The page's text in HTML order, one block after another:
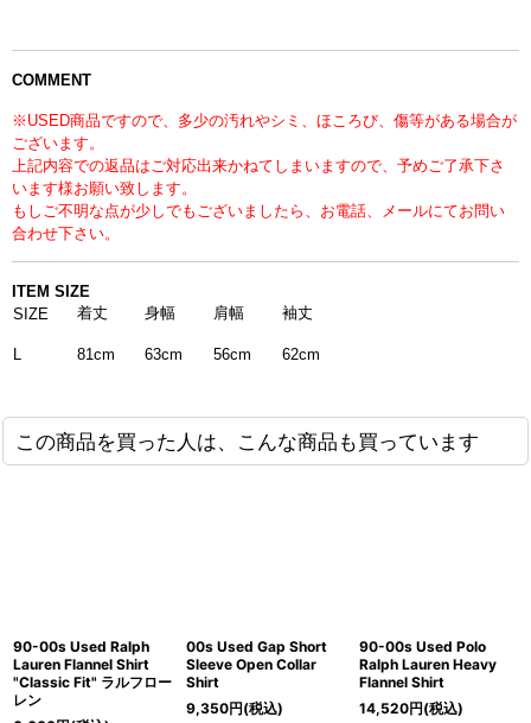
COMMENT
※USED商品ですので、多少の汚れやシミ、ほころび、傷等がある場合が
ございます。
上記内容での返品はご対応出来かねてしまいますので、予めご了承下さ
います様お願い致します。
もしご不明な点が少しでもございましたら、お電話、メールにてお問い
合わせ下さい。
ITEM SIZE
SIZE
着丈 身幅 肩幅 袖丈
L 81cm 63cm 56cm 62cm
この商品を買った人は、こんな商品も買っています
90-00s Used Ralph
Lauren Flannel Shirt
"Classic Fit" ラルフロー
レン
00s Used Gap Short
Sleeve Open Collar
Shirt
9,350円(税込)
90-00s Used Polo
Ralph Lauren Heavy
Flannel Shirt
14,520円(税込)